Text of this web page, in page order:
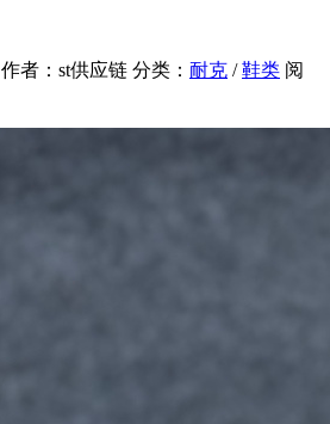
作者：st供应链 分类： 耐克 /鞋类 阅